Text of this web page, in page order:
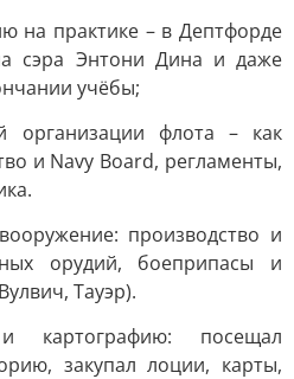
на практике – в Дептфорде
сэра Энтони Дина и даже
учёбы;
организации флота – как
и Navy Board, регламенты,
производство и
орудий, боеприпасы и
Тауэр).
картографию: посещал
закупал лоции, карты,